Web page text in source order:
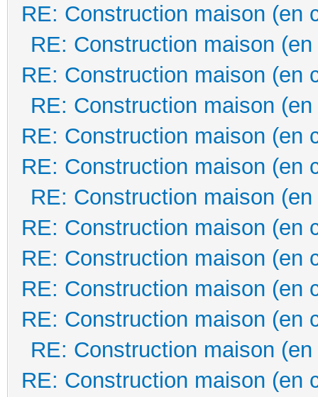
RE: Construction maison (en
RE: Construction maison
RE: Construction maison (en
RE: Construction maison
RE: Construction maison (en
RE: Construction maison (en
RE: Construction maison
RE: Construction maison (en
RE: Construction maison (en
RE: Construction maison (en
RE: Construction maison (en
RE: Construction maison
RE: Construction maison (en